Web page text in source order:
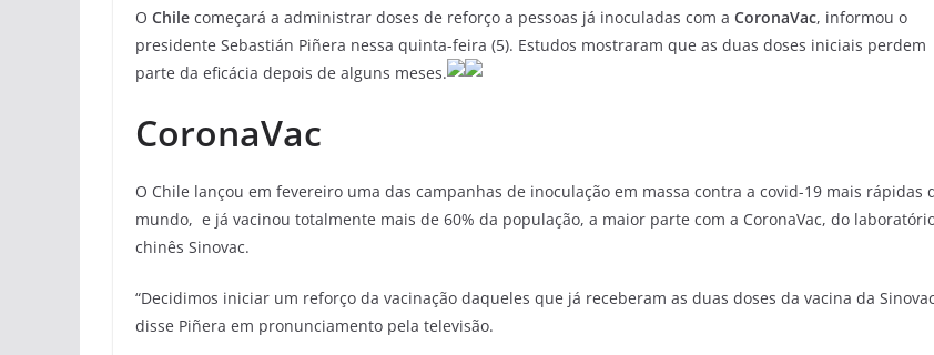
O Chile começará a administrar doses de reforço a pessoas já inoculadas com a CoronaVac, informou o
presidente Sebastián Piñera nessa quinta-feira (5). Estudos mostraram que as duas doses iniciais perdem
parte da eficácia depois de alguns meses.
CoronaVac
O Chile lançou em fevereiro uma das campanhas de inoculação em massa contra a covid-19 mais rápidas
mundo, e já vacinou totalmente mais de 60% da população, a maior parte com a CoronaVac, do
chinês Sinovac.
“Decidimos iniciar um reforço da vacinação daqueles que já receberam as duas doses da vacina da
disse Piñera em pronunciamento pela televisão.